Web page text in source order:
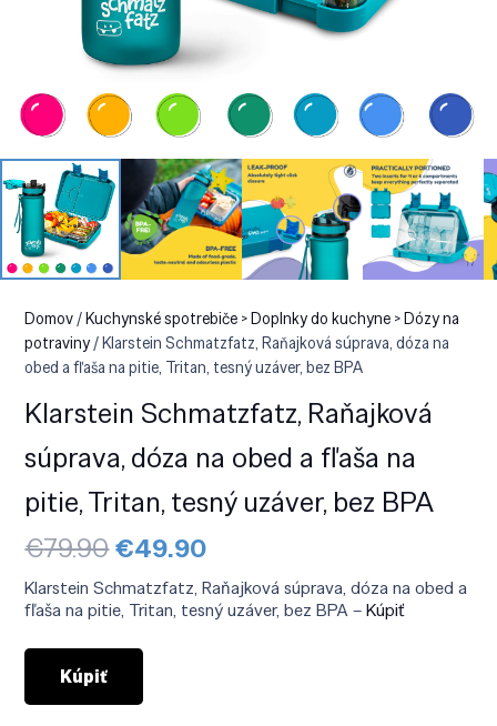
Domov/Kuchynské spotrebiče > Doplnky do kuchyne > Dózy na
potraviny/ Klarstein Schmatzfatz, Raňajková súprava, dóza na
obed a fľaša na pitie, Tritan, tesný uzáver, bez BPA
Klarstein Schmatzfatz, Raňajková
súprava, dóza na obed a fľaša na
pitie, Tritan, tesný uzáver, bez BPA
€79.90Pôvodná
cena
bola:
€79.90.
€49.90Aktuálna
je:
€49.90.
Klarstein Schmatzfatz, Raňajková súprava, dóza na obed a
fľaša na pitie, Tritan, tesný uzáver, bez BPA –Kúpiť
Kúpiť